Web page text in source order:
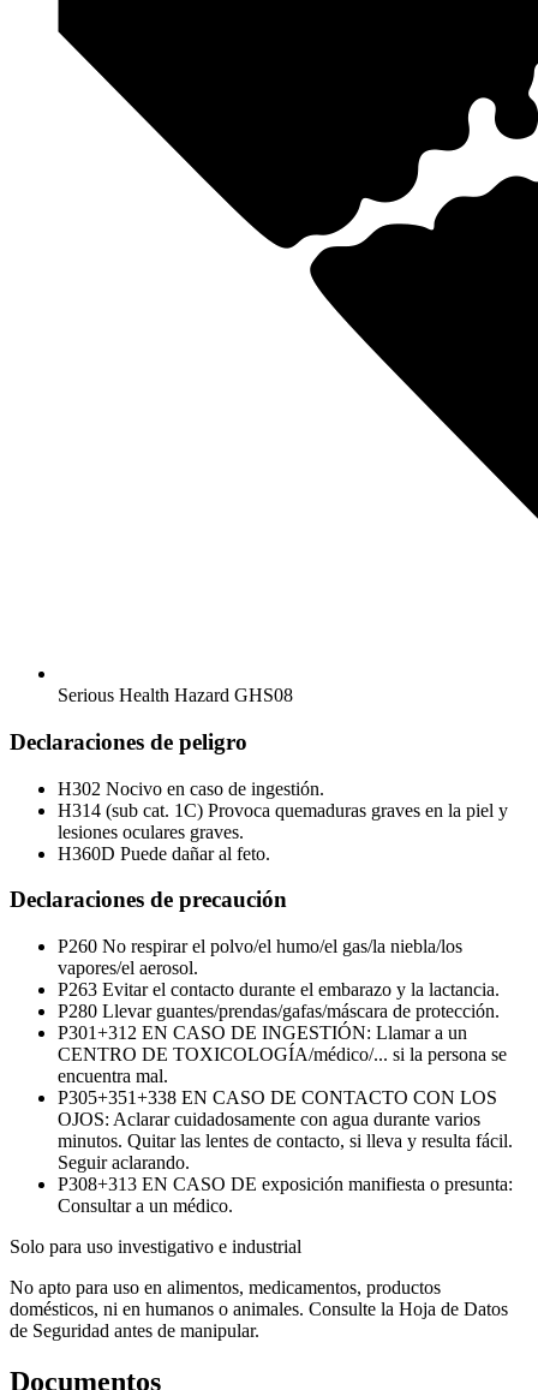
Serious Health Hazard GHS08
Declaraciones de peligro
H302 Nocivo en caso de ingestión.
H314 (sub cat. 1C) Provoca quemaduras graves en la piel y
lesiones oculares graves.
H360D Puede dañar al feto.
Declaraciones de precaución
P260 No respirar el polvo/el humo/el gas/la niebla/los
vapores/el aerosol.
P263 Evitar el contacto durante el embarazo y la lactancia.
P280 Llevar guantes/prendas/gafas/máscara de protección.
P301+312 EN CASO DE INGESTIÓN: Llamar a un
CENTRO DE TOXICOLOGÍA/médico/... si la persona se
encuentra mal.
P305+351+338 EN CASO DE CONTACTO CON LOS
OJOS: Aclarar cuidadosamente con agua durante varios
minutos. Quitar las lentes de contacto, si lleva y resulta fácil.
Seguir aclarando.
P308+313 EN CASO DE exposición manifiesta o presunta:
Consultar a un médico.
Solo para uso investigativo e industrial
No apto para uso en alimentos, medicamentos, productos
domésticos, ni en humanos o animales. Consulte la Hoja de Datos
de Seguridad antes de manipular.
Documentos